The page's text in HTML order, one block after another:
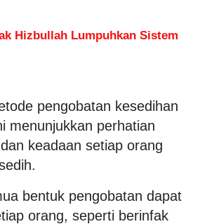
Hizbullah Lumpuhkan Sistem
pengobatan kesedihan
menunjukkan perhatian
keadaan setiap orang
bentuk pengobatan dapat
orang, seperti berinfak